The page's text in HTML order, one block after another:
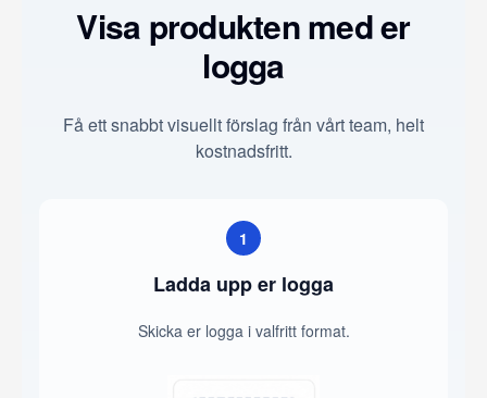
Visa produkten med er
logga
Få ett snabbt visuellt förslag från vårt team, helt
kostnadsfritt.
1
Ladda upp er logga
Skicka er logga i valfritt format.